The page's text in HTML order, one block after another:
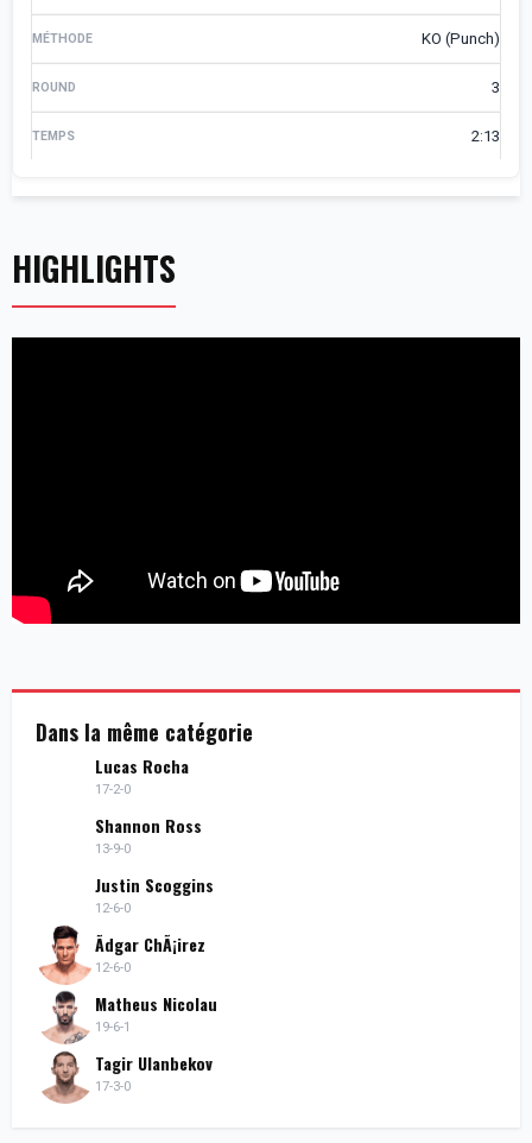
KO (Punch)
3
2:13
HIGHLIGHTS
Dans la même catégorie
Lucas Rocha
17-2-0
Shannon Ross
13-9-0
Justin Scoggins
12-6-0
Ãdgar ChÃ¡irez
12-6-0
Matheus Nicolau
19-6-1
Tagir Ulanbekov
17-3-0